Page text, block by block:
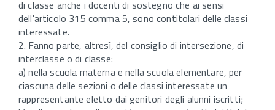
di classe anche i docenti di sostegno che ai sensi
dell'articolo 315 comma 5, sono contitolari delle classi
interessate.
2. Fanno parte, altresì, del consiglio di intersezione, di
interclasse o di classe:
a) nella scuola materna e nella scuola elementare, per
ciascuna delle sezioni o delle classi interessate un
rappresentante eletto dai genitori degli alunni iscritti;